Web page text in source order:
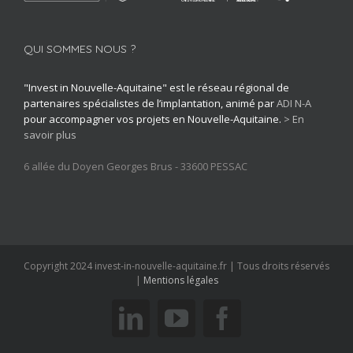
QUI SOMMES NOUS ?
"Invest in Nouvelle-Aquitaine" est le réseau régional de
partenaires spécialistes de l’implantation, animé parADI N-A
pour accompagner vos projets en Nouvelle-Aquitaine. > En
savoir plus
6 allée du Doyen Georges Brus - 33600 PESSAC
Copyright 2024 invest-in-nouvelle-aquitaine.fr | Tous droits réservés
| Mentions légales
linkedinyoutube